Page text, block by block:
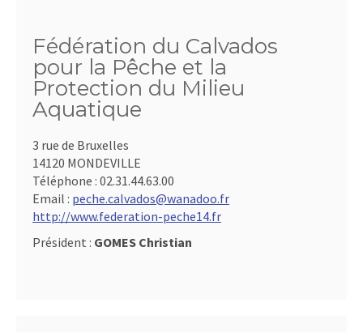
Fédération du Calvados
pour la Pêche et la
Protection du Milieu
Aquatique
3 rue de Bruxelles
14120 MONDEVILLE
Téléphone : 02.31.44.63.00
Email : peche.calvados@wanadoo.fr
http://www.federation-peche14.fr
Président : GOMES Christian